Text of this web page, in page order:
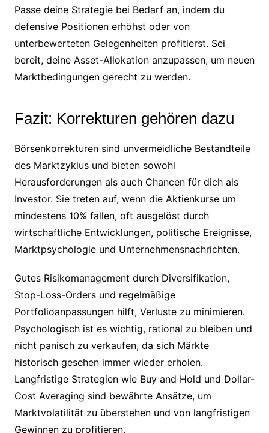
Passe deine Strategie bei Bedarf an, indem du
defensive Positionen erhöhst oder von
unterbewerteten Gelegenheiten profitierst. Sei
bereit, deine Asset-Allokation anzupassen, um neuen
Marktbedingungen gerecht zu werden.
Fazit: Korrekturen gehören dazu
Börsenkorrekturen sind unvermeidliche Bestandteile
des Marktzyklus und bieten sowohl
Herausforderungen als auch Chancen für dich als
Investor. Sie treten auf, wenn die Aktienkurse um
mindestens 10% fallen, oft ausgelöst durch
wirtschaftliche Entwicklungen, politische Ereignisse,
Marktpsychologie und Unternehmensnachrichten.
Gutes Risikomanagement durch Diversifikation,
Stop-Loss-Orders und regelmäßige
Portfolioanpassungen hilft, Verluste zu minimieren.
Psychologisch ist es wichtig, rational zu bleiben und
nicht panisch zu verkaufen, da sich Märkte
historisch gesehen immer wieder erholen.
Langfristige Strategien wie Buy and Hold und Dollar-
Cost Averaging sind bewährte Ansätze, um
Marktvolatilität zu überstehen und von langfristigen
Gewinnen zu profitieren.